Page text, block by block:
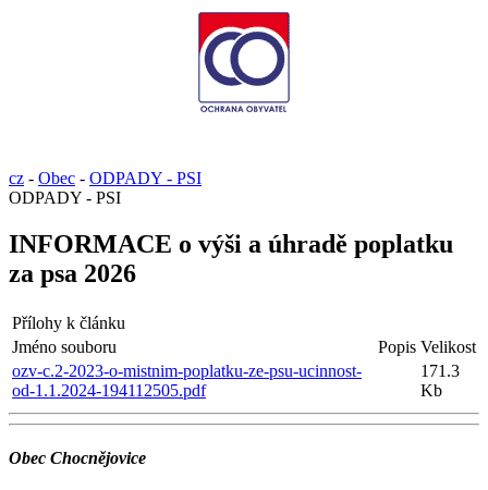
cz - Obec - ODPADY - PSI
ODPADY - PSI
INFORMACE o výši a úhradě poplatku
za psa 2026
Přílohy k článku
Jméno souboru
Popis Velikost
ozv-c.2-2023-o-mistnim-poplatku-ze-psu-ucinnost-
od-1.1.2024-194112505.pdf
171.3
Kb
Obec Chocnějovice